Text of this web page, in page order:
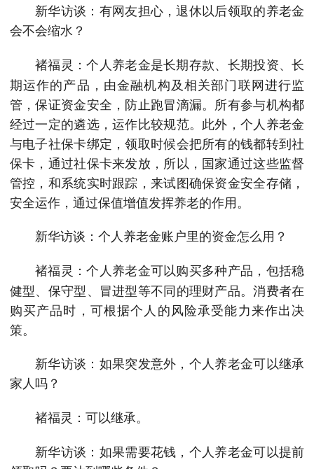
新华访谈：有网友担心，退休以后领取的养老金
会不会缩水？
褚福灵：个人养老金是长期存款、长期投资、长
期运作的产品，由金融机构及相关部门联网进行监
管，保证资金安全，防止跑冒滴漏。所有参与机构都
经过一定的遴选，运作比较规范。此外，个人养老金
与电子社保卡绑定，领取时候会把所有的钱都转到社
保卡，通过社保卡来发放，所以，国家通过这些监督
管控，和系统实时跟踪，来试图确保资金安全存储，
安全运作，通过保值增值发挥养老的作用。
新华访谈：个人养老金账户里的资金怎么用？
褚福灵：个人养老金可以购买多种产品，包括稳
健型、保守型、冒进型等不同的理财产品。消费者在
购买产品时，可根据个人的风险承受能力来作出决
策。
新华访谈：如果突发意外，个人养老金可以继承
家人吗？
褚福灵： 可以继承。
新华访谈：如果需要花钱，个人养老金可以提前